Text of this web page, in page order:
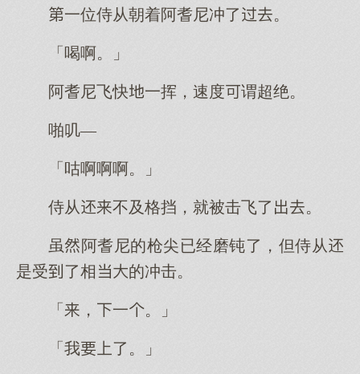
一位侍从朝着阿耆尼冲了。
「喝啊。」
阿耆尼飞快一挥，速度谓超绝。
啪叽—
「咕啊啊啊。」
侍从不及格挡，就被击飞了。
虽阿耆尼的枪尖已经磨钝了，但侍从
是受了相的冲击。
「，一。」
「我了。」